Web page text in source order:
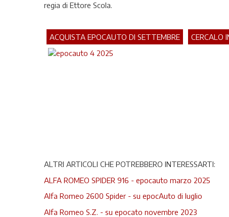
regia di Ettore Scola.
ACQUISTA EPOCAUTO DI SETTEMBRE CERCALO
ALTRI ARTICOLI CHE POTREBBERO INTERESSARTI:
ALFA ROMEO SPIDER 916 - epocauto marzo 2025
Alfa Romeo 2600 Spider - su epocAuto di luglio
Alfa Romeo S.Z. - su epocato novembre 2023